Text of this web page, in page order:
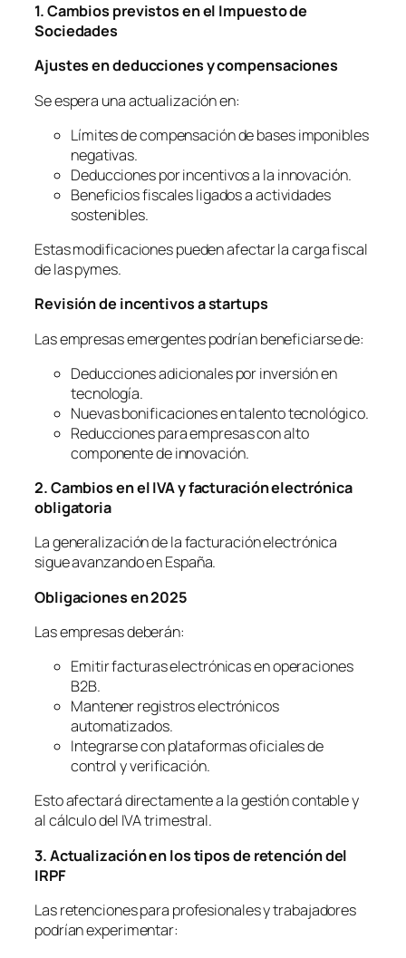
1. Cambios previstos en el Impuesto de
Sociedades
Ajustes en deducciones y compensaciones
Se espera una actualización en:
Límites de compensación de bases imponibles
negativas.
Deducciones por incentivos a la innovación.
Beneficios fiscales ligados a actividades
sostenibles.
Estas modificaciones pueden afectar la carga fiscal
de las pymes.
Revisión de incentivos a startups
Las empresas emergentes podrían beneficiarse de:
Deducciones adicionales por inversión en
tecnología.
Nuevas bonificaciones en talento tecnológico.
Reducciones para empresas con alto
componente de innovación.
2. Cambios en el IVA y facturación electrónica
obligatoria
La generalización de la facturación electrónica
sigue avanzando en España.
Obligaciones en 2025
Las empresas deberán:
Emitir facturas electrónicas en operaciones
B2B.
Mantener registros electrónicos
automatizados.
Integrarse con plataformas oficiales de
control y verificación.
Esto afectará directamente a la gestión contable y
al cálculo del IVA trimestral.
3. Actualización en los tipos de retención del
IRPF
Las retenciones para profesionales y trabajadores
podrían experimentar: